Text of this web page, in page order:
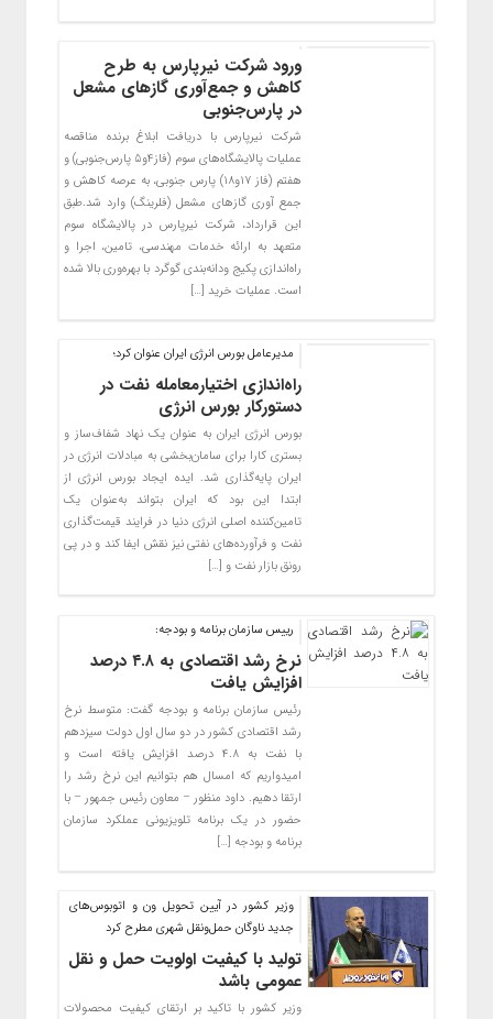
ورود شرکت نیرپارس به طرح
کاهش و جمع‌آوری گازهای مشعل
در پارس‌جنوبی
شرکت نیرپارس با دریافت ابلاغ برنده مناقصه
عملیات پالایشگا‌ه‌های سوم (فاز۴و۵ پارس‌جنوبی) و
هفتم (فاز ۱۷و۱۸) پارس جنوبی‌‌، به عرصه کاهش و
جمع آوری گاز‌های مشعل (فلرینگ) وارد شد.طبق
این قرارداد، شرکت نیرپارس در پالایشگاه سوم
متعهد به ارائه خدمات مهندسی، تامین، اجرا و
راه‌اندازی پکیج ودانه‌بندی گوگرد با بهره‌وری بالا شده
است. عملیات خرید […]
مدیرعامل بورس انرژی ایران عنوان کرد؛
راه‌اندازی اختیارمعامله نفت در
دستورکار بورس انرژی
بورس انرژی ایران به عنوان یک نهاد شفاف‌ساز و
بستری کارا برای سامان‌بخشی به مبادلات انرژی در
ایران پایه‌گذاری شد. ایده ایجاد بورس انرژی از
ابتدا این بود که ایران بتواند به‌عنوان یک
تامین‌کننده اصلی انرژی دنیا در فرایند قیمت‌گذاری
نفت و فرآورده‌های نفتی نیز نقش ایفا کند و در پی
رونق بازار نفت و […]
رییس سازمان برنامه و بودجه:
نرخ رشد اقتصادی به ۴.۸ درصد
افزایش یافت
رئیس سازمان برنامه و بودجه گفت: متوسط نرخ
رشد اقتصادی کشور در دو سال اول دولت سیزدهم
با نفت به ۴.۸ درصد افزایش یافته است و
امیدواریم که امسال هم بتوانیم این نرخ رشد را
ارتقا دهیم. داود منظور – معاون رئیس جمهور – با
حضور در یک برنامه تلویزیونی عملکرد سازمان
برنامه و بودجه […]
وزیر کشور در آیین تحویل ون و اتوبوس‌های
جدید ناوگان حمل‌ونقل شهری مطرح کرد
تولید با کیفیت اولویت حمل و نقل
عمومی باشد
وزیر کشور با تاکید بر ارتقای کیفیت محصولات